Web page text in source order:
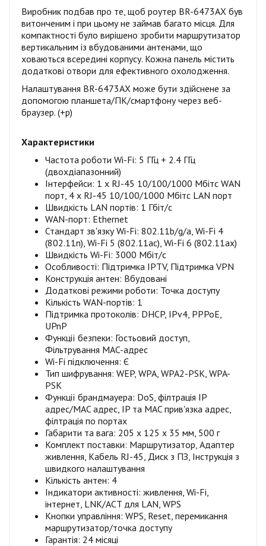
Виробник подбав про те, щоб роутер BR-6473AX був
витонченим і при цьому не займав багато місця. Для
компактності було вирішено зробити маршрутизатор
вертикальним із вбудованими антенами, що
ховаються всередині корпусу. Кожна панель містить
додаткові отвори для ефективного охолодження.
Налаштування BR-6473AX може бути здійснене за
допомогою планшета/ПК/смартфону через веб-
браузер. (+р)
Характеристики
Частота роботи Wi-Fi: 5 ГГц + 2.4 ГГц
(двохдіапазонний)
Інтерфейси: 1 x RJ-45 10/100/1000 Мбітс WAN
порт, 4 x RJ-45 10/100/1000 Мбітс LAN порт
Швидкість LAN портів: 1 Гбіт/с
WAN-порт: Ethernet
Стандарт зв'язку Wi-Fi: 802.11b/g/a, Wi-Fi 4
(802.11n), Wi-Fi 5 (802.11ac), Wi-Fi 6 (802.11ax)
Швидкість Wi-Fi: 3000 Мбіт/с
Особливості: Підтримка IPTV, Підтримка VPN
Конструкція антен: Вбудовані
Додаткові режими роботи: Точка доступу
Кількість WAN-портів: 1
Підтримка протоколів: DHCP, IPv4, PPPoE,
UPnP
Функції безпеки: Гостьовий доступ,
Фільтрування MAC-адрес
Wi-Fi підключення: Є
Тип шифрування: WEP, WPA, WPA2-PSK, WPA-
PSK
Функції брандмауера: DoS, філтрація IP
адрес/MAC адрес, IP та MAC прив'язка адрес,
філтрація по портах
Габарити та вага: 205 x 125 x 35 мм, 500 г
Комплект поставки: Маршрутизатор, Адаптер
живлення, Кабель RJ-45, Диск з ПЗ, Інструкція з
швидкого налаштування
Кількість антен: 4
Індикатори активності: живлення, Wi-Fi,
інтернет, LNK/ACT для LAN, WPS
Кнопки управління: WPS, Reset, перемикання
маршрутизатор/точка доступу
Гарантія: 24 місяці